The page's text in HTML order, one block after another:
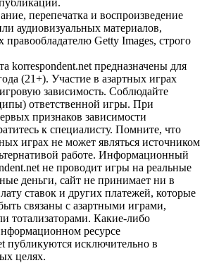
перепечатка и воспроизведение
аудиовизуальных материалов,
Getty Images, строго
korrespondent.net предназначены для
(21+). Участие в азартных играх
зависимость. Соблюдайте
ответственной игры. При
признаков зависимости
к специалисту. Помните, что
играх не может являться источником
работе. Информационный
не проводит игры на реальные
деньги, сайт не принимает ни в
ставок и других платежей, которые
связаны с азартными играми,
тотализаторами. Какие-либо
ресурсе
публикуются исключительно в
целях.